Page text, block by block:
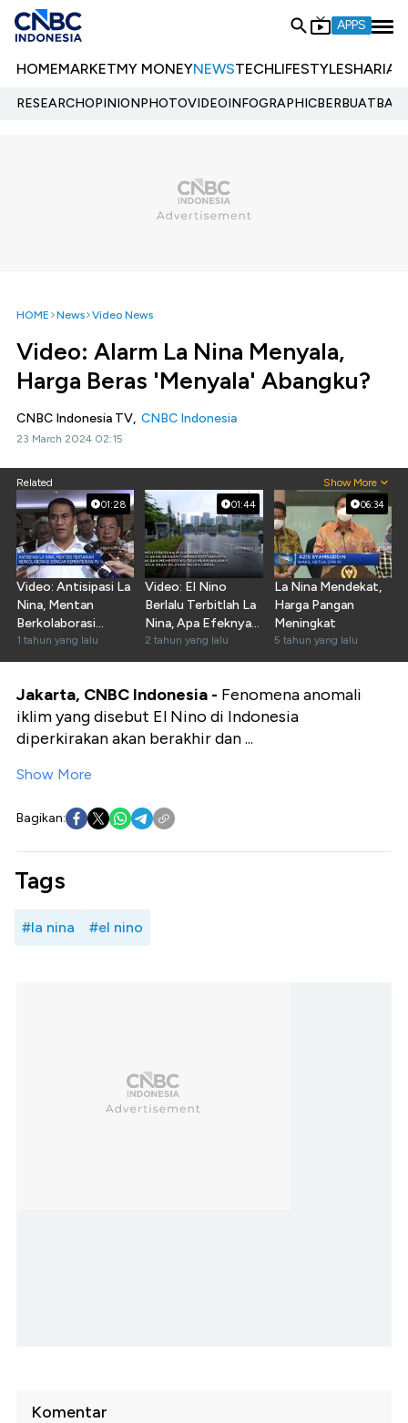
APPS
HOMEMARKETMY MONEYNEWSTECHLIFESTYLESHARIA
RESEARCHOPINIONPHOTOVIDEOINFOGRAPHIC
HOME News Video News
Video: Alarm La Nina Menyala,
Harga Beras 'Menyala' Abangku?
CNBC Indonesia TV, CNBC Indonesia
23 March 2024 02:15
Related Show More
01:28
Video: Antisipasi La
Nina, Mentan
Berkolaborasi
Dengan
Kementerian PU
1 tahun yang lalu
01:44
Video: El Nino
Berlalu Terbitlah La
Nina, Apa Efeknya
ke Indonesia?
2 tahun yang lalu
06:34
La Nina Mendekat,
Harga Pangan
Meningkat
5 tahun yang lalu
Jakarta, CNBC Indonesia - Fenomena anomali
iklim yang disebut El Nino di Indonesia
diperkirakan akan berakhir dan ...
Show More
Bagikan:
Tags
#la nina #el nino
Komentar